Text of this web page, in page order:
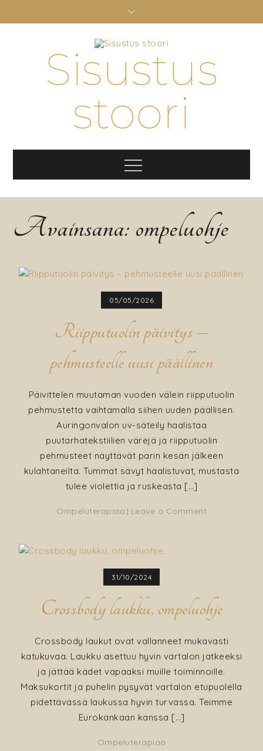
Sisustus
stoori
Menu
Avainsana: ompeluohje
05/05/2026
Riipputuolin päivitys –
pehmusteelle uusi päällinen
Päivittelen muutaman vuoden välein riipputuolin
pehmustetta vaihtamalla siihen uuden päällisen.
Auringonvalon uv-säteily haalistaa
puutarhatekstiilien värejä ja riipputuolin
pehmusteet näyttävät parin kesän jälkeen
kulahtaneilta. Tummat sävyt haalistuvat, mustasta
tulee violettia ja ruskeasta […]
Ompeluterapiaa Leave a Comment
päällinen
31/10/2024
Crossbody laukku, ompeluohje
Crossbody laukut ovat vallanneet mukavasti
katukuvaa. Laukku asettuu hyvin vartalon jatkeeksi
ja jättää kädet vapaaksi muille toiminnoille.
Maksukortit ja puhelin pysyvät vartalon etupuolella
pidettävässä laukussa hyvin turvassa. Teimme
Eurokankaan kanssa […]
Ompeluterapiaa